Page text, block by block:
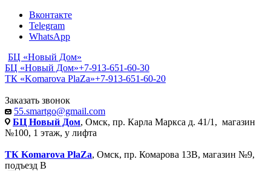
Вконтакте
Telegram
WhatsApp
БЦ «Новый Дом»
БЦ «Новый Дом»+7-913-651-60-30
ТК «Komarova PlaZa»+7-913-651-60-20
Заказать звонок
55.smartgo@gmail.com
БЦ Новый Дом, Омск, пр. Карла Маркса д. 41/1, магазин
№100, 1 этаж, у лифта
ТК Komarova PlaZa, Омск, пр. Комарова 13В, магазин №9,
подъезд В